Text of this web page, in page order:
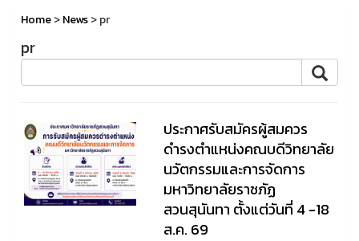
Home>News> pr
pr
ประกาศรับสมัครผู้สมควร
ดำรงตำแหน่งคณบดีวิทยาลัย
นวัตกรรมและการจัดการ
มหาวิทยาลัยราชภัฏ
สวนสุนันทา ตั้งแต่วันที่ 4 -18
ส.ค. 69